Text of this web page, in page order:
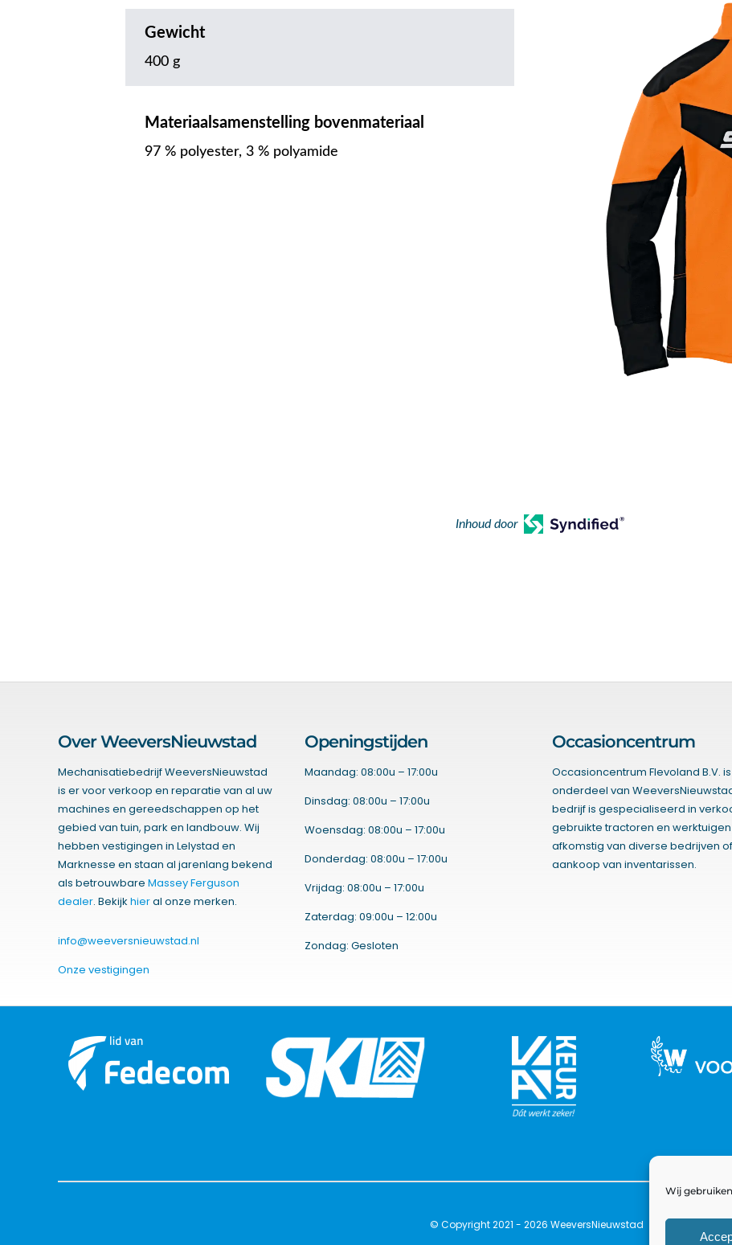
Wij
Gewicht
400 g
Materiaalsamenstelling bovenmateriaal
97 % polyester, 3 % polyamide
Inhoud door
Over WeeversNieuwstad
Mechanisatiebedrijf WeeversNieuwstad
is er voor verkoop en reparatie van al uw
machines en gereedschappen op het
gebied van tuin, park en landbouw. Wij
hebben vestigingen in Lelystad en
Marknesse en staan al jarenlang bekend
als betrouwbare Massey Ferguson
dealer. Bekijkhieral onze merken.
info@weeversnieuwstad.nl
Onze vestigingen
Openingstijden
Maandag: 08:00u – 17:00u
Dinsdag: 08:00u – 17:00u
Woensdag: 08:00u – 17:00u
Donderdag: 08:00u – 17:00u
Vrijdag: 08:00u – 17:00u
Zaterdag: 09:00u – 12:00u
Zondag: Gesloten
Occasioncentrum
Occasioncentrum Flevoland B.V. is
onderdeel van
bedrijf is gespecialiseerd in
gebruikte tractoren en werktuigen
afkomstig van diverse bedrijven
aankoop van inventarissen.
© Copyright 2021 - 2026 WeeversNieuwstad